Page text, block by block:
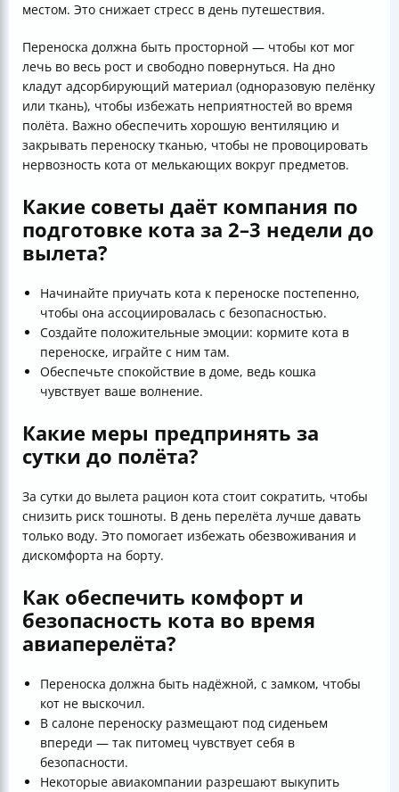
местом. Это снижает стресс в день путешествия.
Переноска должна быть просторной — чтобы кот мог
лечь во весь рост и свободно повернуться. На дно
кладут адсорбирующий материал (одноразовую пелёнку
или ткань), чтобы избежать неприятностей во время
полёта. Важно обеспечить хорошую вентиляцию и
закрывать переноску тканью, чтобы не провоцировать
нервозность кота от мелькающих вокруг предметов.
Какие советы даёт компания по
подготовке кота за 2–3 недели до
вылета?
Начинайте приучать кота к переноске постепенно,
чтобы она ассоциировалась с безопасностью.
Создайте положительные эмоции: кормите кота в
переноске, играйте с ним там.
Обеспечьте спокойствие в доме, ведь кошка
чувствует ваше волнение.
Какие меры предпринять за
сутки до полёта?
За сутки до вылета рацион кота стоит сократить, чтобы
снизить риск тошноты. В день перелёта лучше давать
только воду. Это помогает избежать обезвоживания и
дискомфорта на борту.
Как обеспечить комфорт и
безопасность кота во время
авиаперелёта?
Переноска должна быть надёжной, с замком, чтобы
кот не выскочил.
В салоне переноску размещают под сиденьем
впереди — так питомец чувствует себя в
безопасности.
Некоторые авиакомпании разрешают выкупить